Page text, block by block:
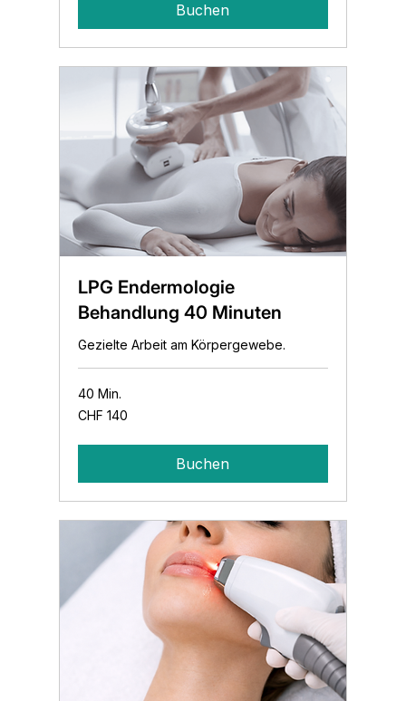
Buchen
LPG Endermologie
Behandlung 40 Minuten
Gezielte Arbeit am Körpergewebe.
40 Min.
140
Schweizer
CHF 140
Buchen